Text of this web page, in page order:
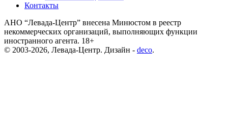
Контакты
АНО “Левада-Центр” внесена Минюстом в реестр
некоммерческих организаций, выполняющих функции
иностранного агента. 18+
© 2003-2026, Левада-Центр. Дизайн - deco.